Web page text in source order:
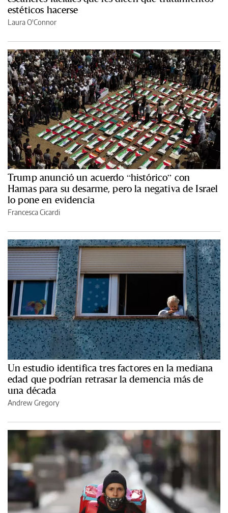
estéticos hacerse
Laura O'Connor
Trump anunció un acuerdo “histórico” con
Hamas para su desarme, pero la negativa de Israel
lo pone en evidencia
Francesca Cicardi
Un estudio identifica tres factores en la mediana
edad que podrían retrasar la demencia más de
una década
Andrew Gregory